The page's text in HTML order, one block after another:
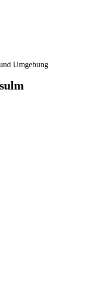
Umgebung